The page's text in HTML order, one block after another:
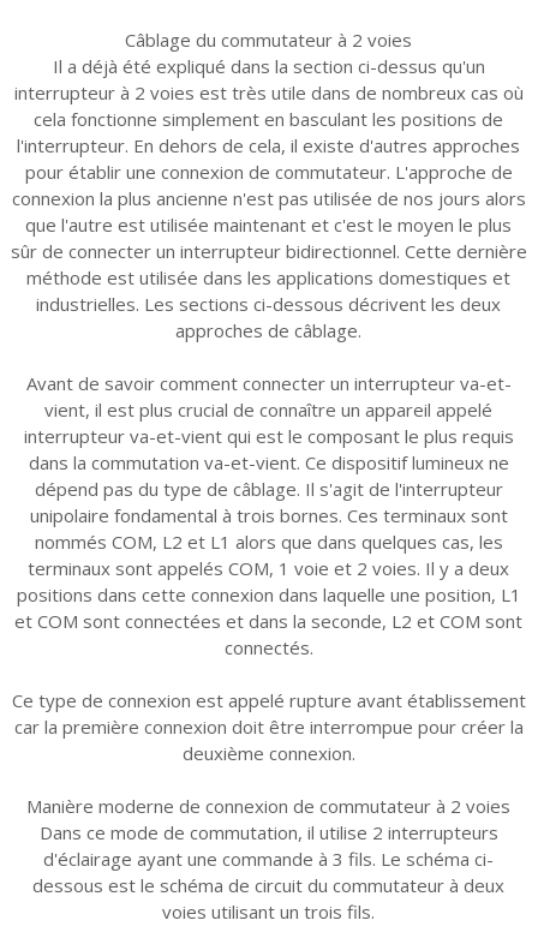
Câblage du commutateur à 2 voies
Il a déjà été expliqué dans la section ci-dessus qu'un
interrupteur à 2 voies est très utile dans de nombreux cas où
cela fonctionne simplement en basculant les positions de
l'interrupteur. En dehors de cela, il existe d'autres approches
pour établir une connexion de commutateur. L'approche de
connexion la plus ancienne n'est pas utilisée de nos jours alors
que l'autre est utilisée maintenant et c'est le moyen le plus
sûr de connecter un interrupteur bidirectionnel. Cette dernière
méthode est utilisée dans les applications domestiques et
industrielles. Les sections ci-dessous décrivent les deux
approches de câblage.
Avant de savoir comment connecter un interrupteur va-et-
vient, il est plus crucial de connaître un appareil appelé
interrupteur va-et-vient qui est le composant le plus requis
dans la commutation va-et-vient. Ce dispositif lumineux ne
dépend pas du type de câblage. Il s'agit de l'interrupteur
unipolaire fondamental à trois bornes. Ces terminaux sont
nommés COM, L2 et L1 alors que dans quelques cas, les
terminaux sont appelés COM, 1 voie et 2 voies. Il y a deux
positions dans cette connexion dans laquelle une position, L1
et COM sont connectées et dans la seconde, L2 et COM sont
connectés.
Ce type de connexion est appelé rupture avant établissement
car la première connexion doit être interrompue pour créer la
deuxième connexion.
Manière moderne de connexion de commutateur à 2 voies
Dans ce mode de commutation, il utilise 2 interrupteurs
d'éclairage ayant une commande à 3 fils. Le schéma ci-
dessous est le schéma de circuit du commutateur à deux
voies utilisant un trois fils.